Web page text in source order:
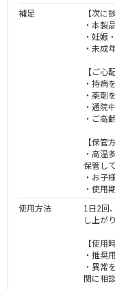
補足
【次に
・本製
・妊娠
・未成
【ご心
・持病
・薬剤
・通院
・ご高
【保管
・高温
保管し
・お子
・使用
使用方法
1日2回
し上が
【使用
・推奨
・異常
関に相